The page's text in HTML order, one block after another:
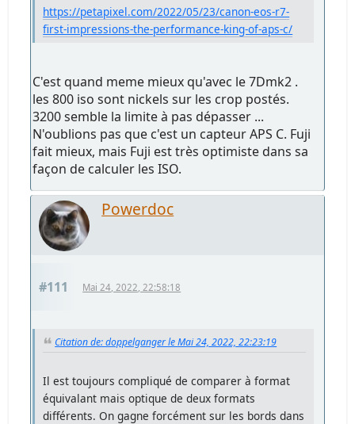
https://petapixel.com/2022/05/23/canon-eos-r7-
first-impressions-the-performance-king-of-aps-c/
C'est quand meme mieux qu'avec le 7Dmk2 .
les 800 iso sont nickels sur les crop postés.
3200 semble la limite à pas dépasser ...
N'oublions pas que c'est un capteur APS C. Fuji
fait mieux, mais Fuji est très optimiste dans sa
façon de calculer les ISO.
Powerdoc
#111 Mai 24, 2022, 22:58:18
Citation de: doppelganger le Mai 24, 2022, 22:23:19
Il est toujours compliqué de comparer à format
équivalant mais optique de deux formats
différents. On gagne forcément sur les bords dans